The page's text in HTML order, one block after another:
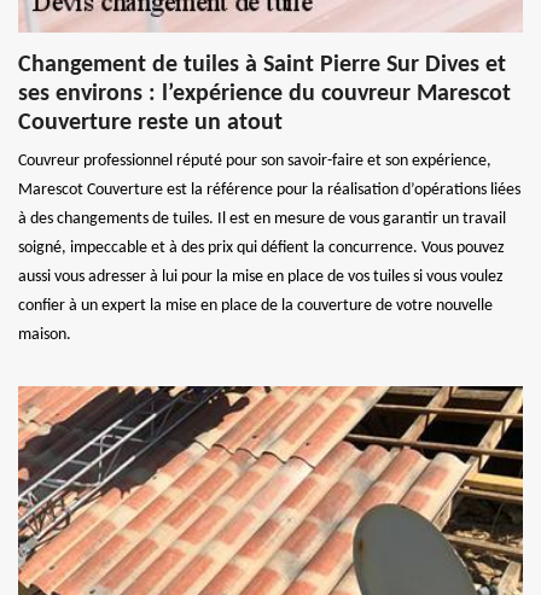
Changement de tuiles à Saint Pierre Sur Dives et
ses environs : l’expérience du couvreur Marescot
Couverture reste un atout
Couvreur professionnel réputé pour son savoir-faire et son expérience,
Marescot Couverture est la référence pour la réalisation d’opérations liées
à des changements de tuiles. Il est en mesure de vous garantir un travail
soigné, impeccable et à des prix qui défient la concurrence. Vous pouvez
aussi vous adresser à lui pour la mise en place de vos tuiles si vous voulez
confier à un expert la mise en place de la couverture de votre nouvelle
maison.